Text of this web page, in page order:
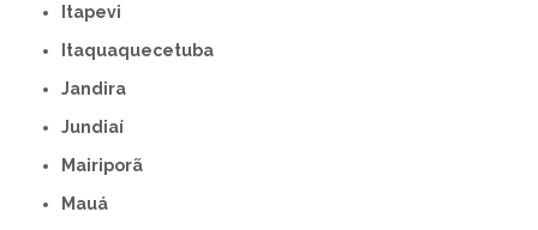
Itapevi
Itaquaquecetuba
Jandira
Jundiaí
Mairiporã
Mauá